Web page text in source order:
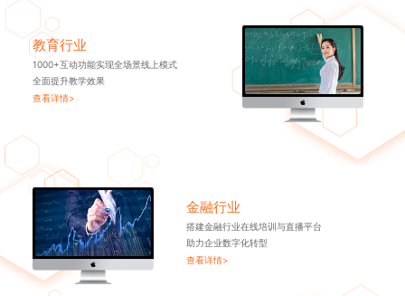
教育行业
1000+互动功能实现全场景线上模式
全面提升教学效果
查看详情>
金融行业
搭建金融行业在线培训与直播平台
助力企业数字化转型
查看详情>